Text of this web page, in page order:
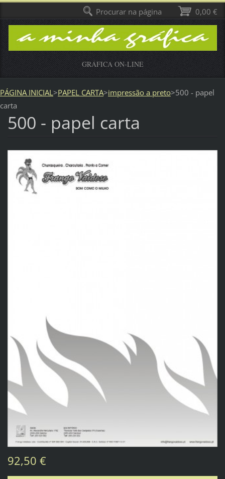
GRÁFICA ON-LINE
PÁGINA INICIAL >PAPEL CARTA>impressão a preto>500 - papel
carta
500 - papel carta
92,50 €
0,00 €
Procurar na página